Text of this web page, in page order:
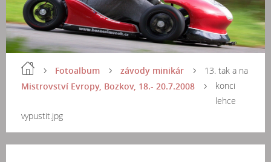
Fotoalbum
závody minikár
Mistrovství Evropy, Bozkov, 18.- 20.7.2008
13. tak a na
konci
lehce
vypustit.jpg